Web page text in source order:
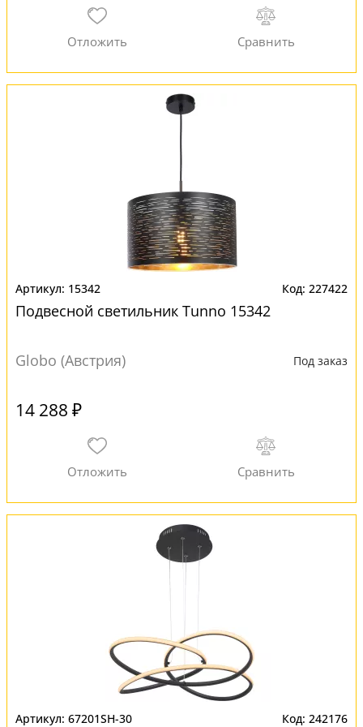
15342 227422
Подвесной светильник Tunno 15342
Globo (Австрия) Под заказ
14 288 ₽
67201SH-30 242176